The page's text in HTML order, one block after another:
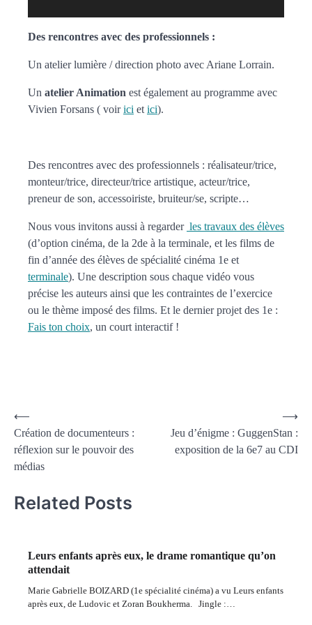
Des rencontres avec des professionnels :
Un atelier lumière / direction photo avec Ariane Lorrain.
Un atelier Animation est également au programme avec
Vivien Forsans ( voirici et ici).
Des rencontres avec des professionnels : réalisateur/trice,
monteur/trice, directeur/trice artistique, acteur/trice,
preneur de son, accessoiriste, bruiteur/se, scripte…
Nous vous invitons aussi à regarder les travaux des élèves
(d’option cinéma, de la 2de à la terminale, et les films de
fin d’année des élèves de spécialité cinéma 1e et
terminale). Une description sous chaque vidéo vous
précise les auteurs ainsi que les contraintes de l’exercice
ou le thème imposé des films. Et le dernier projet des 1e :
Fais ton choix, un court interactif !
⟵
Création de documenteurs :
réflexion sur le pouvoir des
médias
Jeu d’énigme : GuggenStan :
exposition de la 6e7 au CDI
⟶
Related Posts
Leurs enfants après eux, le drame romantique qu’on
attendait
Marie Gabrielle BOIZARD (1e spécialité cinéma) a vu Leurs enfants
après eux, de Ludovic et Zoran Boukherma. Jingle :…